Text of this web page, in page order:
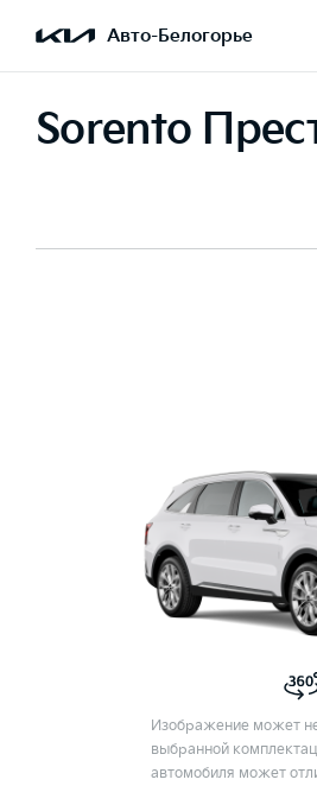
Авто-Белогорье
Sorento
Изображение может не
выбранной
автомобиля может